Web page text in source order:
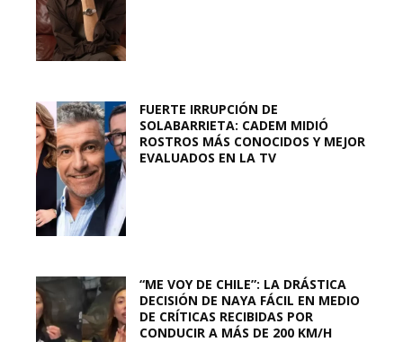
FUERTE IRRUPCIÓN DE
SOLABARRIETA: CADEM MIDIÓ
ROSTROS MÁS CONOCIDOS Y MEJOR
EVALUADOS EN LA TV
“ME VOY DE CHILE”: LA DRÁSTICA
DECISIÓN DE NAYA FÁCIL EN MEDIO
DE CRÍTICAS RECIBIDAS POR
CONDUCIR A MÁS DE 200 KM/H